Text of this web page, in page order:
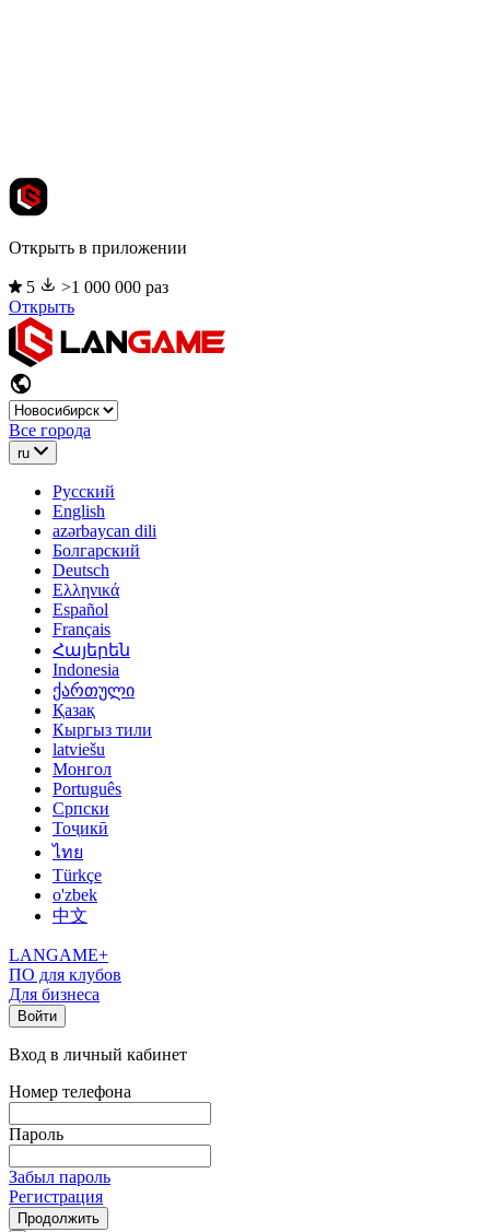
Открыть в приложении
5
>1 000 000 раз
Открыть
Все города
ru
Русский
English
azərbaycan dili
Болгарский
Deutsch
Ελληνικά
Español
Français
Հայերեն
Indonesia
ქართული
Қазақ
Кыргыз тили
latviešu
Монгол
Português
Српски
Тоҷикӣ
ไทย
Türkçe
o'zbek
中文
LANGAME+
ПО для клубов
Для бизнеса
Войти
Вход в личный кабинет
Номер телефона
Пароль
Забыл пароль
Регистрация
Продолжить